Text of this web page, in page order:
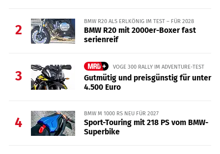
2
BMW R20 ALS ERLKÖNIG IM TEST – FÜR 2028
BMW R20 mit 2000er-Boxer fast
serienreif
3
VOGE 300 RALLY IM ADVENTURE-TEST
Gutmütig und preisgünstig für unter
4.500 Euro
4
BMW M 1000 RS NEU FÜR 2027
Sport-Touring mit 218 PS vom BMW-
Superbike